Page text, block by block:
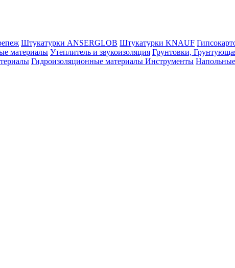
Штукатурки ANSERGLOB Штукатурки KNAUF
материалы Утеплитель и звукоизоляция Грунтовки,
Гидроизоляционные материалы Инструменты